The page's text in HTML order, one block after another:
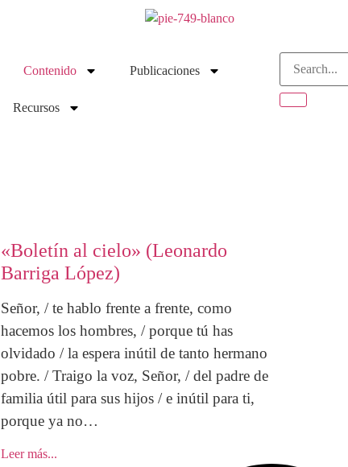
Contenido Publicaciones
Recursos
«Boletín al cielo» (Leonardo
Barriga López)
Señor, / te hablo frente a frente, como
hacemos los hombres, / porque tú has
olvidado / la espera inútil de tanto hermano
pobre. / Traigo la voz, Señor, / del padre de
familia útil para sus hijos / e inútil para ti,
porque ya no…
Leer más...